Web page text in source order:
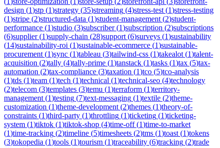
design (1)stp (1)strategy (35)streaming (4)stress-test (1)stress-testing
(1)stripe (2)structured-data (1)student-management (2)student-
performance (1)studio (3)subscriber(1)subscription (2)subscriptions
(6)supplier(1)supply-chain (28)support (6)surveys (1)sustainability
(14)sustainability-roi (1)sustainable-ecommerce (1)sustainable-
procurement (1)sync (1)tableau (3)tailwind-css (1)takealot (1)talent-
acquisition (2)tally (4)tally-prime (1)tanstack (1)tasks (1)tax (5)tax-
automation (2)tax-compliance (3)taxation (1)tco (5)tco-analysis
(1)tds (1)team (1)tech (1)technical (1)technical-seo (4)technology
(2)telecom (3)templates (3)temu (1)terraform (1)territory-
management (1)testing (7)text-messaging (1)textile (2)theme-
customization (1)theme-development (2)themes (1)theory-of-
constraints (1)third-party (1)throttling (1)ticketing (1)ticketing-
system (1)tiktok (1)tiktok-shop (4)time-off(1)time-to-market
(1)time-tracking (2)timeline (5)timesheets (2)tms (1)toast (1)tokens
(3)tokopedia (1)tools (1)tourism (1)traceability (6)tracking (2)trade